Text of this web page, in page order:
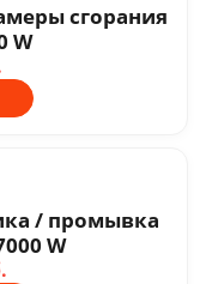
сгорания
W
/ промывка
W